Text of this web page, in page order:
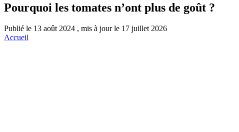
Pourquoi les tomates n’ont plus de goût ?
Publié le 13 août 2024 , mis à jour le 17 juillet 2026
Accueil